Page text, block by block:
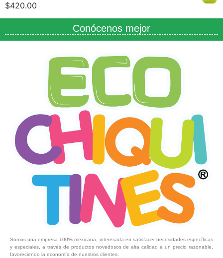
$420.00
Conócenos mejor
Somos una empresa 100% mexicana, interesada en satisfacer necesidades específicas
y especiales, a través de productos novedosos de alta calidad a un precio razonable,
favoreciendo la economía de nuestros clientes.